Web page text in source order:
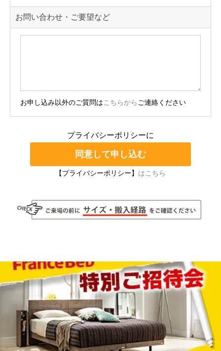
お問い合わせ・ご要望など
お申し込み以外のご質問は こちらから ご連絡ください
プライバシーポリシーに
【プライバシーポリシー】 はこちら